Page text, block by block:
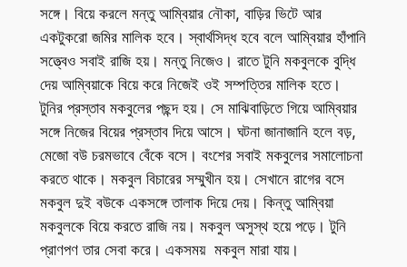
সঙ্গে। বিয়ে করলে মন্তু আম্বিয়ার নৌকা, বাড়ির ভিটে আর
একটুকরো জমির মালিক হবে। স্বার্থসিদ্ধ হবে বলে আম্বিয়ার হাঁপানি
সত্ত্বেও সবাই রাজি হয়। মন্তু নিজেও। রাতে টুনি মকবুলকে বুদ্ধি
দেয় আম্বিয়াকে বিয়ে করে নিজেই ওই সম্পত্তির মালিক হতে।
টুনির প্রস্তাব মকবুলের পছন্দ হয়। সে মাঝিবাড়িতে গিয়ে আম্বিয়ার
সঙ্গে নিজের বিয়ের প্রস্তাব দিয়ে আসে। ঘটনা জানাজানি হলে বড়,
মেজো বউ চরমভাবে বেঁকে বসে। বংশের সবাই মকবুলের সমালোচনা
করতে থাকে। মকবুল বিচারের সম্মুখীন হয়। সেখানে রাগের বসে
মকবুল দুই বউকে একসঙ্গে তালাক দিয়ে দেয়। কিন্তু আম্বিয়া
মকবুলকে বিয়ে করতে রাজি নয়। মকবুল অসুস্থ হয়ে পড়ে। টুনি
প্রাণপণ তার সেবা করে। একসময় মকবুল মারা যায়।